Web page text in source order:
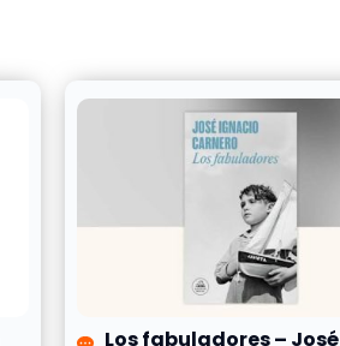
Los fabuladores – José